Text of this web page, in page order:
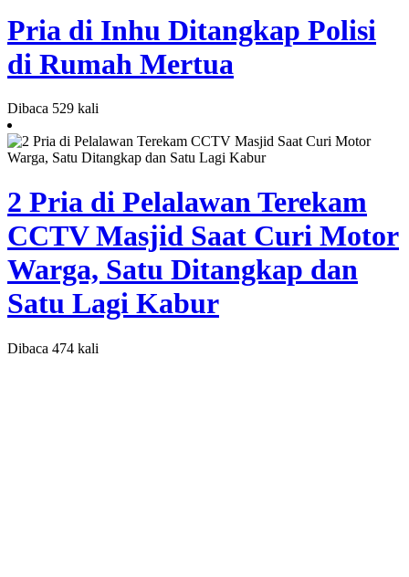
Pria di Inhu Ditangkap Polisi
di Rumah Mertua
Dibaca 529 kali
2 Pria di Pelalawan Terekam
CCTV Masjid Saat Curi Motor
Warga, Satu Ditangkap dan
Satu Lagi Kabur
Dibaca 474 kali